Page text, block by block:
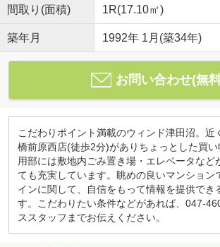
間取り(面積) 1R(17.10㎡)
築年月 1992年 1月(築34年)
お問い合わせ(無
こだわりポイント満載のウィンド津田沼。近
橋前原西店(徒歩2分)がありちょっとした買
用部には敷地内ごみ置き場・エレベータなど
ても充実しています。眺めの良いマンション
インに関して、自信をもって情報を提供でき
す。こだわりたい条件などがあれば、047-
ススタッフまでお伝えください。